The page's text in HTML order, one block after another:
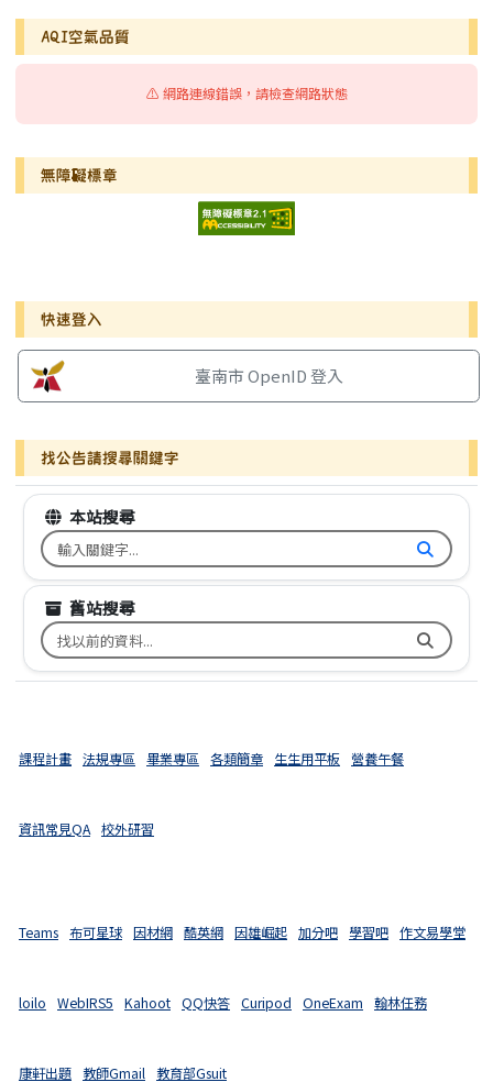
AQI空氣品質
⚠️ 網路連線錯誤，請檢查網路狀態
無障礙標章
右邊區域內容
快速登入
臺南市 OpenID 登入
找公告請搜尋關鍵字
本站搜尋
搜尋台南市文元國小全球資訊網關鍵字
舊站搜尋
搜尋台南市文元國小舊校網關鍵字
課程計畫 法規專區 畢業專區 各類簡章 生生用平板 營養午餐
資訊常見QA 校外研習
Teams 布可星球 因材網 酷英網 因雄崛起 加分吧 學習吧 作文易學堂
loilo WebIRS5 Kahoot QQ快答 Curipod OneExam 翰林任務
康軒出題 教師Gmail 教育部Gsuit